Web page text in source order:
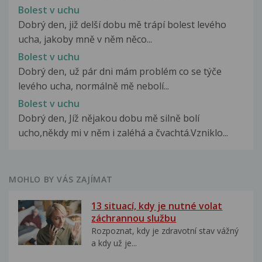
Bolest v uchu
Dobrý den, již delší dobu mě trápí bolest levého
ucha, jakoby mně v něm něco...
Bolest v uchu
Dobrý den, už pár dni mám problém co se týče
levého ucha, normálně mě nebolí...
Bolest v uchu
Dobrý den, Jíž nějakou dobu mě silně bolí
ucho,někdy mi v něm i zaléhá a čvachtá.Vzniklo...
MOHLO BY VÁS ZAJÍMAT
13 situací, kdy je nutné volat
záchrannou službu
Rozpoznat, kdy je zdravotní stav vážný
a kdy už je...